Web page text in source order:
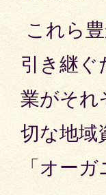
これら
引き継ぐ
業がそれ
切な地域
「オー